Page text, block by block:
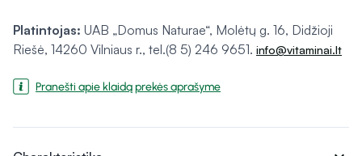
Platintojas: UAB „Domus Naturae“, Molėtų g. 16, Didžioji
Riešė, 14260 Vilniaus r., tel.(8 5) 246 9651. info@vitaminai.lt
Pranešti apie klaidą prekės aprašyme